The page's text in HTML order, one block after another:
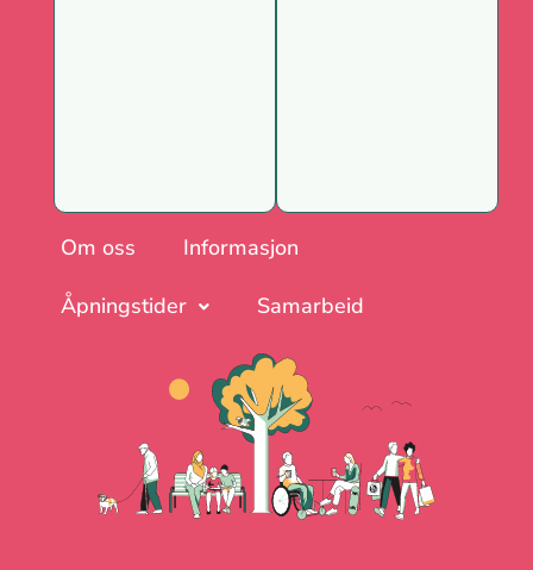
Om oss Informasjon
Åpningstider Samarbeid